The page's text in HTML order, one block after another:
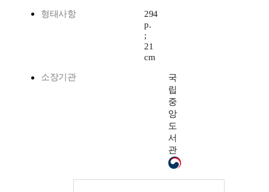
형태사항
294
p.
;
21
cm
소장기관
국
립
중
앙
도
서
관